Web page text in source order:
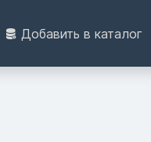
Добавить в каталог